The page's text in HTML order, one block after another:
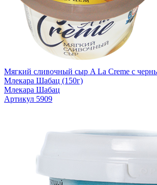
Мягкий сливочный сыр A La Creme с
Млекара Шабац (150г)
Млекара Шабац
Артикул 5909